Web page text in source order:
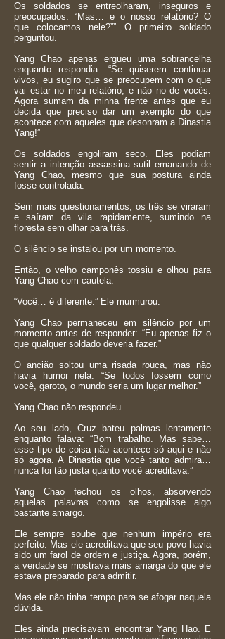
Os soldados se entreolharam, inseguros e
preocupados: “Mas… e o nosso relatório? O
que colocamos nele?”” O primeiro soldado
perguntou.
Yang Chao apenas ergueu uma sobrancelha
enquanto respondia: “Se quiserem continuar
vivos, eu sugiro que se preocupem com o que
vai estar no meu relatório, e não no de vocês.
Agora sumam da minha frente antes que eu
decida que preciso dar um exemplo do que
acontece com aqueles que desonram a Dinastia
Yang!”
Os soldados engoliram seco. Eles podiam
sentir a intenção assassina sutil emanando de
Yang Chao, mesmo que sua postura ainda
fosse controlada.
Sem mais questionamentos, os três se viraram
e saíram da vila rapidamente, sumindo na
floresta sem olhar para trás.
O silêncio se instalou por um momento.
Então, o velho camponês tossiu e olhou para
Yang Chao com cautela.
“Você… é diferente.” Ele murmurou.
Yang Chao permaneceu em silêncio por um
momento antes de responder: “Eu apenas fiz o
que qualquer soldado deveria fazer.”
O ancião soltou uma risada rouca, mas não
havia humor nela: “Se todos fossem como
você, garoto, o mundo seria um lugar melhor.”
Yang Chao não respondeu.
Ao seu lado, Cruz bateu palmas lentamente
enquanto falava: “Bom trabalho. Mas sabe…
esse tipo de coisa não acontece só aqui e não
só agora. A Dinastia que você tanto admira…
nunca foi tão justa quanto você acreditava.”
Yang Chao fechou os olhos, absorvendo
aquelas palavras como se engolisse algo
bastante amargo.
Ele sempre soube que nenhum império era
perfeito. Mas ele acreditava que seu povo havia
sido um farol de ordem e justiça. Agora, porém,
a verdade se mostrava mais amarga do que ele
estava preparado para admitir.
Mas ele não tinha tempo para se afogar naquela
dúvida.
Eles ainda precisavam encontrar Yang Hao. E